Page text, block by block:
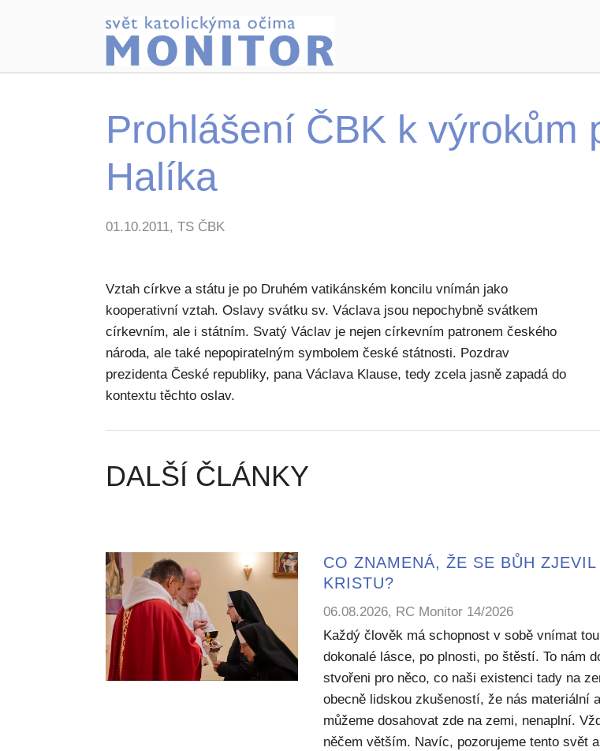
Prohlášení ČBK k výrokům
Halíka
01.10.2011, TS ČBK
Vztah církve a státu je po Druhém vatikánském koncilu vnímán jako
kooperativní vztah. Oslavy svátku sv. Václava jsou nepochybně svátkem
církevním, ale i státním. Svatý Václav je nejen církevním patronem českého
národa, ale také nepopiratelným symbolem české státnosti. Pozdrav
prezidenta České republiky, pana Václava Klause, tedy zcela jasně zapadá do
kontextu těchto oslav.
DALŠÍ ČLÁNKY
CO ZNAMENÁ, ŽE SE BŮH
KRISTU?
06.08.2026, RC Monitor 14/2026
Každý člověk má schopnost v sobě vnímat
dokonalé lásce, po plnosti, po štěstí. To nám
stvořeni pro něco, co naši existenci tady na
obecně lidskou zkušeností, že nás materiální
můžeme dosahovat zde na zemi, nenaplní.
něčem větším. Navíc, pozorujeme tento svět